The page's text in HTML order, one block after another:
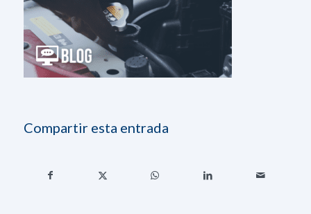
Compartir esta entrada